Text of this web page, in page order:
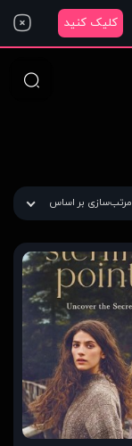
کلیک کنید
مرتب‌سازی بر اساس